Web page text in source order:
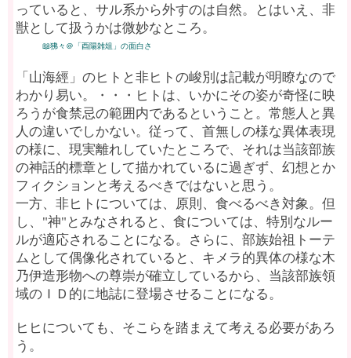
っていると、サル系から外すのは自然。とはいえ、非
獣として扱うかは微妙なところ。
📖狒々＠「酉陽雑俎」の面白さ
「山海經」のヒトと非ヒトの峻別は記載が明瞭なので
わかり易い。・・・ヒトは、いかにその姿が奇怪に映
ろうが食禁忌の範囲内であるということ。常態人と異
人の違いでしかない。従って、首無しの様な異体表現
の様に、現実離れしていたところで、それは当該部族
の神話的標章として描かれているに過ぎず、幻想とか
フィクションと考えるべきではないと思う。
一方、非ヒトについては、原則、食べるべき対象。但
し、"神"とみなされると、食については、特別なルー
ルが適応されることになる。さらに、部族始祖トーテ
ムとして偶像化されていると、キメラ的異体の様な木
乃伊造形物への尊崇が確立しているから、当該部族領
域のＩＤ的に地誌に登場させることになる。
ヒヒについても、そこらを踏まえて考える必要があろ
う。